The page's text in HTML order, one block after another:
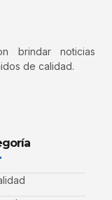
brindar noticias
de calidad.